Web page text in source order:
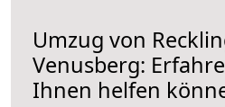
Umzug von
Venusberg:
Ihnen helfen